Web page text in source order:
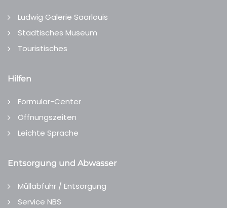
Ludwig Galerie Saarlouis
Städtisches Museum
Touristisches
Hilfen
Formular-Center
Öffnungszeiten
Leichte Sprache
Entsorgung und Abwasser
Müllabfuhr / Entsorgung
Service NBS